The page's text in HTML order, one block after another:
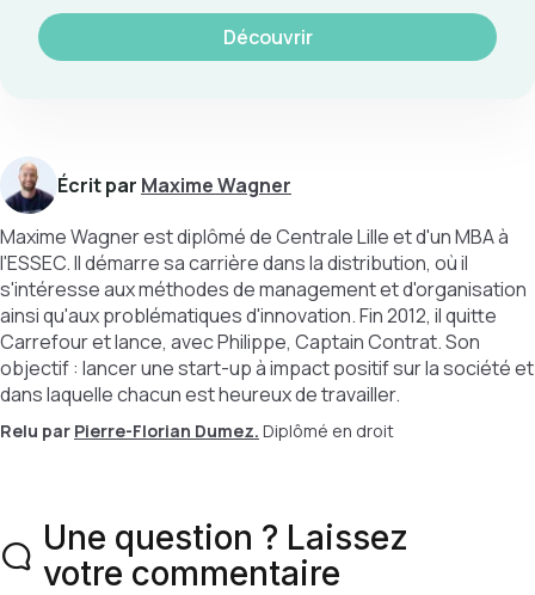
Découvrir
Écrit par Maxime Wagner
Maxime Wagner est diplômé de Centrale Lille et d'un MBA à
l'ESSEC. Il démarre sa carrière dans la distribution, où il
s'intéresse aux méthodes de management et d'organisation
ainsi qu'aux problématiques d'innovation. Fin 2012, il quitte
Carrefour et lance, avec Philippe, Captain Contrat. Son
objectif : lancer une start-up à impact positif sur la société et
dans laquelle chacun est heureux de travailler.
Relu par Pierre-Florian Dumez. Diplômé en droit
Une question ? Laissez
votre commentaire